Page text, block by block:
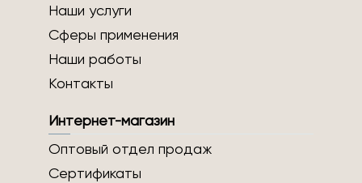
Наши услуги
Сферы применения
Наши работы
Контакты
Интернет-магазин
Оптовый отдел продаж
Сертификаты